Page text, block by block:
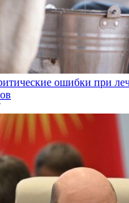
ошибки при